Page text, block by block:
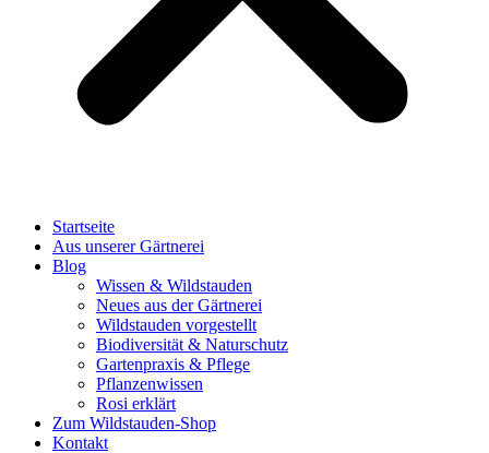
Startseite
Aus unserer Gärtnerei
Blog
Wissen & Wildstauden
Neues aus der Gärtnerei
Wildstauden vorgestellt
Biodiversität & Naturschutz
Gartenpraxis & Pflege
Pflanzenwissen
Rosi erklärt
Zum Wildstauden-Shop
Kontakt